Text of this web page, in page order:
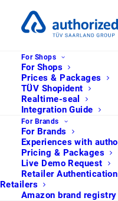
For Shops
For Shops
Prices & Packages
TÜV Shopident
Realtime-seal
Integration Guide
For Brands
For Brands
Experiences with
Pricing & Packages
Live Demo Request
Retailer
Retailers
Amazon brand registry